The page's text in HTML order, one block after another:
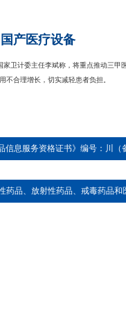
产医疗设备
家卫计委主任李斌称，将重点推动三甲
合理增长，切实减轻患者负担。
信息服务资格证书》编号：川
药品、放射性药品、戒毒药品和